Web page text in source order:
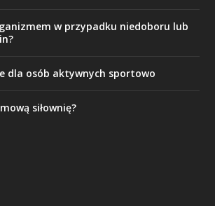
w przypadku niedoboru lub
dla osób aktywnych sportowo
siłownię?